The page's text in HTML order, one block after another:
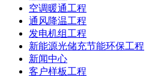
空调暖通工程
通风降温工程
发电机组工程
新能源光储充节能环保工程
新闻中心
客户样板工程